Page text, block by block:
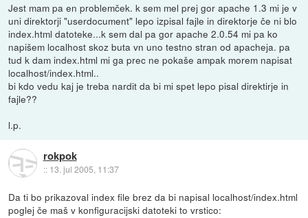
Jest mam pa en problemček. k sem mel prej gor apache 1.3 mi je v
uni direktorji "userdocument" lepo izpisal fajle in direktorje če ni blo
index.html datoteke...k sem dal pa gor apache 2.0.54 mi pa ko
napišem localhost skoz buta vn uno testno stran od apacheja. pa
tud k dam index.html mi ga prec ne pokaše ampak morem napisat
localhost/index.html..
bi kdo vedu kaj je treba nardit da bi mi spet lepo pisal direktirje in
fajle??
l.p.
rokpok
:: 13. jul 2005, 11:37
Da ti bo prikazoval index file brez da bi napisal localhost/index.html
poglej če maš v konfiguracijski datoteki to vrstico: